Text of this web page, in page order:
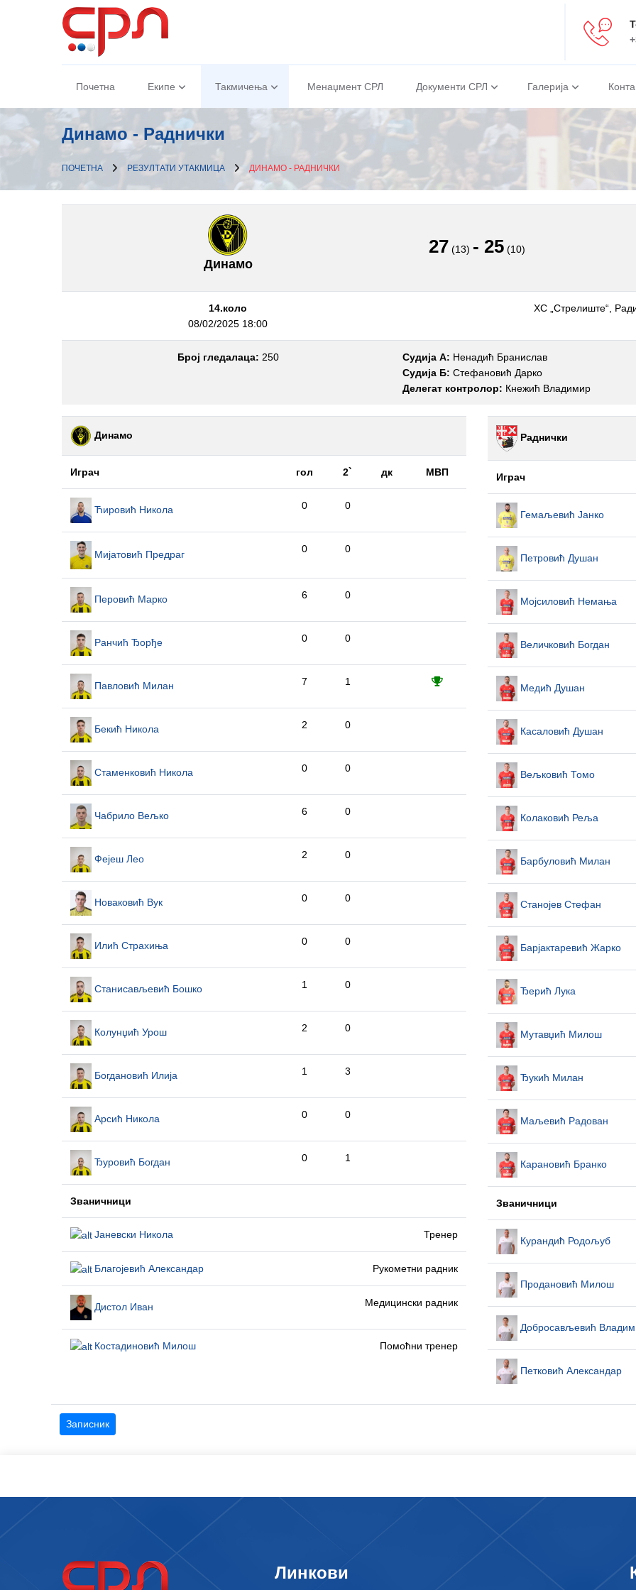
Почетна Екипе Такмичења Менаџмент СРЛ Документи СРЛ Галерија
Динамо - Раднички
ПОЧЕТНА РЕЗУЛТАТИ УТАКМИЦА ДИНАМО - РАДНИЧКИ
Динамо
27 (13) - 25 (10)
14.коло
08/02/2025 18:00
ХС „Стрелиште“,
Број гледалаца: 250 Судија А: Ненадић Бранислав
Судија Б: Стефановић Дарко
Делегат контролор: Кнежић Владимир
Динамо
Играч гол 2` дк МВП
Ћировић Никола 0 0
Мијатовић Предраг 0 0
Перовић Марко 6 0
Ранчић Ђорђе 0 0
Павловић Милан 7 1
Бекић Никола 2 0
Стаменковић Никола 0 0
Чабрило Вељко 6 0
Фејеш Лео 2 0
Новаковић Вук 0 0
Илић Страхиња 0 0
Станисављевић Бошко 1 0
Колунџић Урош 2 0
Богдановић Илија 1 3
Арсић Никола 0 0
Ђуровић Богдан 0 1
Званичници
Јаневски Никола Тренер
Благојевић Александар Рукометни радник
Дистол Иван Медицински радник
Костадиновић Милош Помоћни тренер
Раднички
Играч
Гемаљевић Јанко
Петровић Душан
Мојсиловић Немања
Величковић Богдан
Медић Душан
Касаловић Душан
Вељковић Томо
Колаковић Реља
Барбуловић Милан
Станојев Стефан
Барјактаревић Жарко
Ђерић Лука
Мутавџић Милош
Ђукић Милан
Маљевић Радован
Карановић Бранко
Званичници
Курандић Родољуб
Продановић Милош
Добросављевић
Петковић Александар
Записник
Линкови